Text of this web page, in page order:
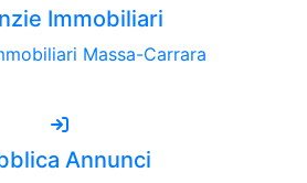
Immobiliari
Massa-Carrara
Annunci